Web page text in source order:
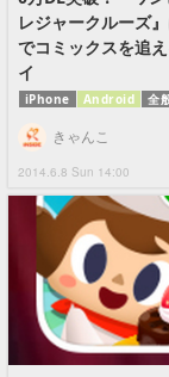
レジャークルーズ
でコミックスを追
イ
iPhone Android 全
2014.6.8 Sun 14:00
きゃんこ